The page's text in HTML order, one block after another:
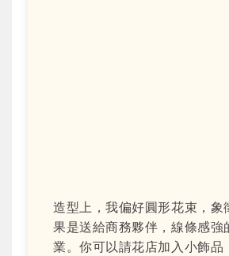
造型上，我偏好圓形花束，象
果是送給商務夥伴，線條感強
業。你可以請花店加入小飾品